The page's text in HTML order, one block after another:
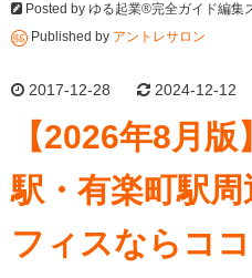
Posted by ゆる起業®完全ガイド編集
Published by アントレサロン
2017-12-28 2024-12-12
【2026年8月
駅・有楽町駅
フィスならココ